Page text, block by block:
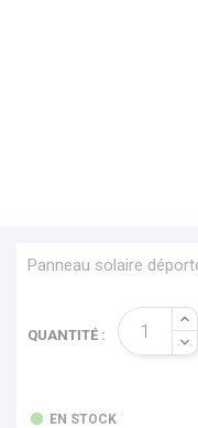
Panneau solaire
QUANTITÉ :
EN STOCK